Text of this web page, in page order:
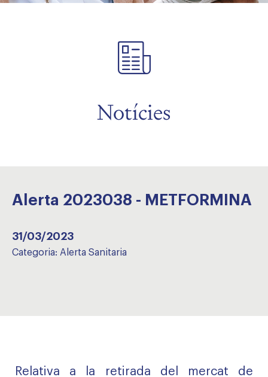
Notícies
Alerta 2023038 - METFORMINA
31/03/2023
Categoria: Alerta Sanitaria
Relativa a la retirada del mercat de